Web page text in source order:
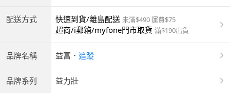
配送方式 快速到貨/離島配送 未滿$490 運費$75
超商/i郵箱/myfone門市取貨 滿$190出貨
品牌名稱 益富 ． 追蹤
品牌系列 益力壯